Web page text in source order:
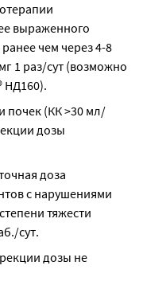
выраженного
чем через 4-8
1 раз/сут (возможно
НД160).
почек (КК >30 мл/
дозы
доза
с нарушениями
тяжести
сут.
дозы не